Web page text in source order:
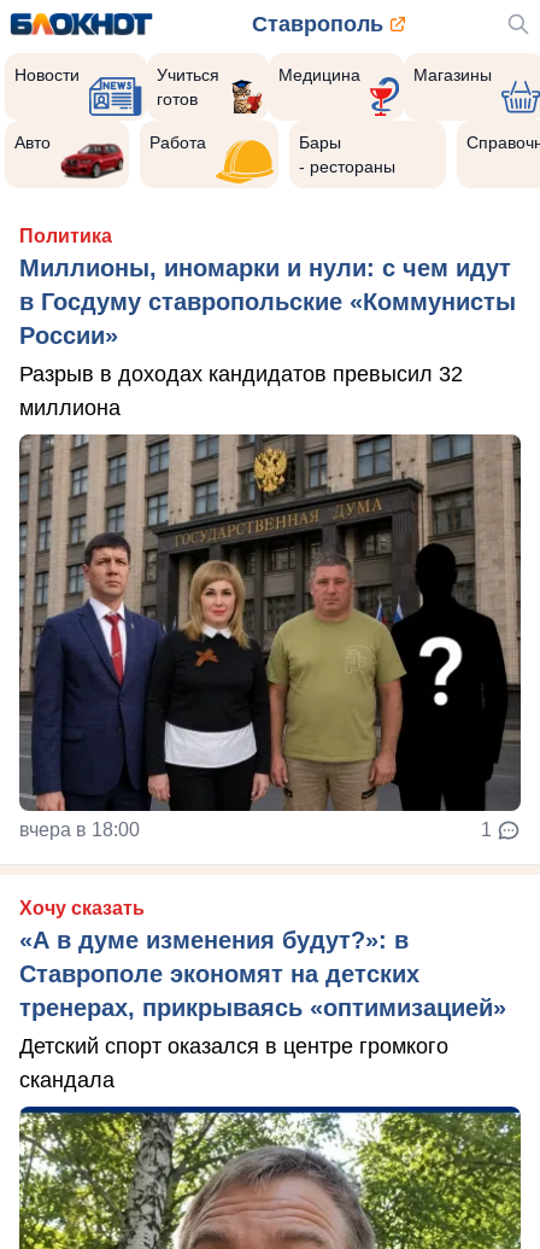
Ставрополь
Новости
Учиться
готов
Медицина Магазины
Авто Работа
Бары
- рестораны
Политика
Миллионы, иномарки и нули: с чем идут
в Госдуму ставропольские «Коммунисты
России»
Разрыв в доходах кандидатов превысил 32
миллиона
вчера в 18:00 1
Хочу сказать
«А в думе изменения будут?»: в
Ставрополе экономят на детских
тренерах, прикрываясь «оптимизацией»
Детский спорт оказался в центре громкого
скандала